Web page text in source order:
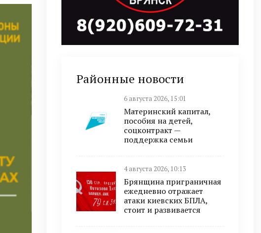
Районные новости
6 августа 2026, 15:01
Материнский капитал,
пособия на детей,
соцконтракт —
поддержка семьи
4 августа 2026, 10:13
Брянщина приграничная
ежедневно отражает
атаки киевских БПЛА,
стоит и развивается